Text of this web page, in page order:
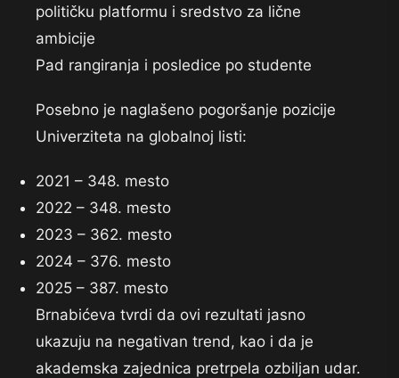
političku platformu i sredstvo za lične
ambicije
Pad rangiranja i posledice po studente
Posebno je naglašeno pogoršanje pozicije
Univerziteta na globalnoj listi:
2021 – 348. mesto
2022 – 348. mesto
2023 – 362. mesto
2024 – 376. mesto
2025 – 387. mesto
Brnabićeva tvrdi da ovi rezultati jasno
ukazuju na negativan trend, kao i da je
akademska zajednica pretrpela ozbiljan udar.